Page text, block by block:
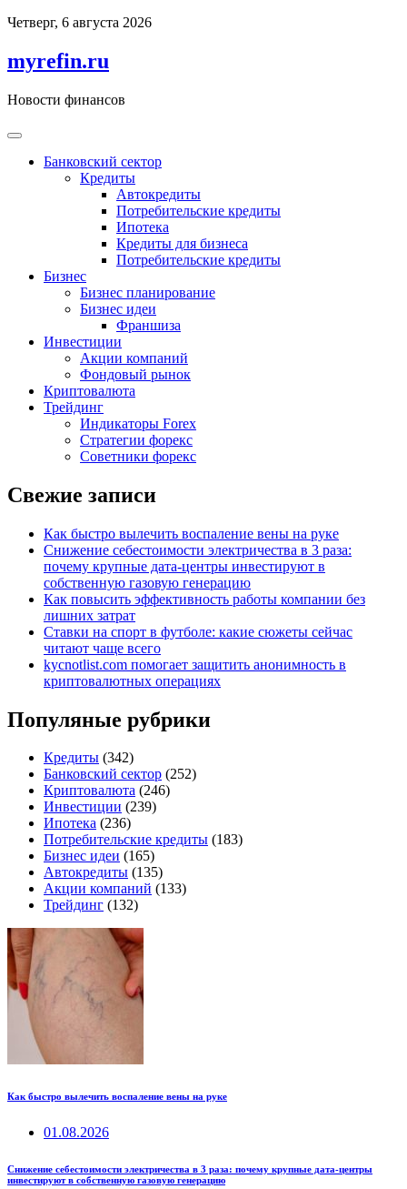
Перейти
содержимому
Четверг, 6 августа 2026
myrefin.ru
Новости финансов
Банковский сектор
Кредиты
Автокредиты
Потребительские кредиты
Ипотека
Кредиты для бизнеса
Потребительские кредиты
Бизнес
Бизнес планирование
Бизнес идеи
Франшиза
Инвестиции
Акции компаний
Фондовый рынок
Криптовалюта
Трейдинг
Индикаторы Forex
Стратегии форекс
Советники форекс
Свежие записи
Как быстро вылечить воспаление вены на руке
Снижение себестоимости электричества в 3 раза:
почему крупные дата-центры инвестируют в
собственную газовую генерацию
Как повысить эффективность работы компании без
лишних затрат
Ставки на спорт в футболе: какие сюжеты сейчас
читают чаще всего
kycnotlist.com помогает защитить анонимность в
криптовалютных операциях
Популяные рубрики
Кредиты (342)
Банковский сектор (252)
Криптовалюта (246)
Инвестиции (239)
Ипотека (236)
Потребительские кредиты (183)
Бизнес идеи (165)
Автокредиты (135)
Акции компаний (133)
Трейдинг (132)
Как быстро вылечить воспаление вены на руке
01.08.2026
Снижение себестоимости электричества в 3 раза: почему крупные дата-центры
инвестируют в собственную газовую генерацию